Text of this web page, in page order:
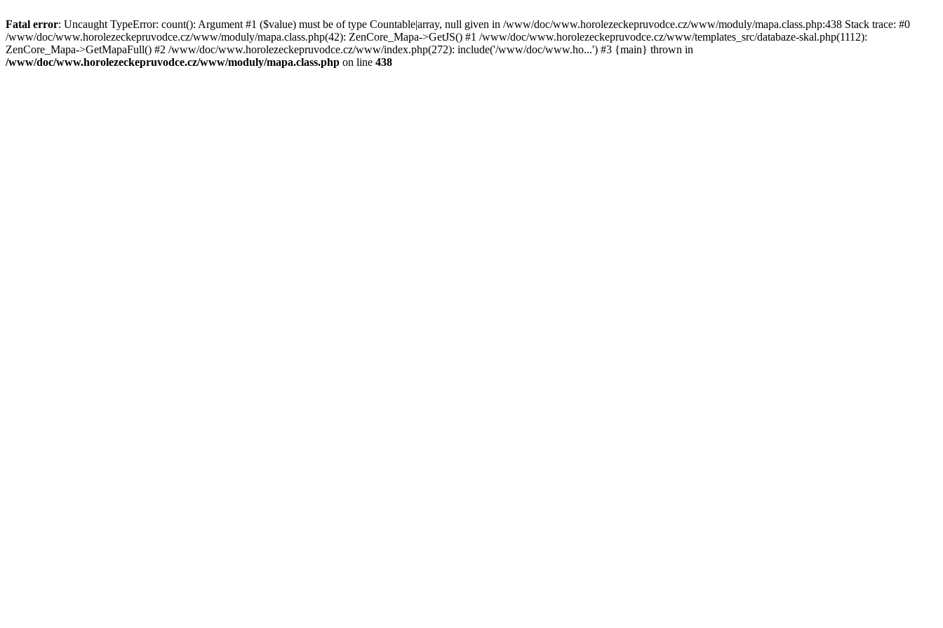
Fatal error: Uncaught TypeError: count(): Argument #1 ($value) must be of type Countable|array, null given in /www/doc/www.horolezeckepruvodce.cz/www/moduly/mapa.class.php:438 Stack trace: #0
/www/doc/www.horolezeckepruvodce.cz/www/moduly/mapa.class.php(42): ZenCore_Mapa->GetJS() #1 /www/doc/www.horolezeckepruvodce.cz/www/templates_src/databaze-skal.php(1112):
ZenCore_Mapa->GetMapaFull() #2 /www/doc/www.horolezeckepruvodce.cz/www/index.php(272): include('/www/doc/www.ho...') #3 {main} thrown in
/www/doc/www.horolezeckepruvodce.cz/www/moduly/mapa.class.php on line 438